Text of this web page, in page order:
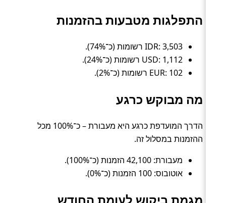
התפלגות מטבעות בהזמנות
IDR: 3,503 רשומות (כ־74%).
USD: 1,112 רשומות (כ־24%).
EUR: 102 רשומות (כ־2%).
מה מבוקש כרגע
הדרך המועדפת כרגע היא מעבורת – כ־100% מכל
ההזמנות במסלול זה.
מעבורת: 42,100 הזמנות (כ־100%).
אוטובוס: 100 הזמנות (כ־0%).
מגמת ביקוש לעומת החודש